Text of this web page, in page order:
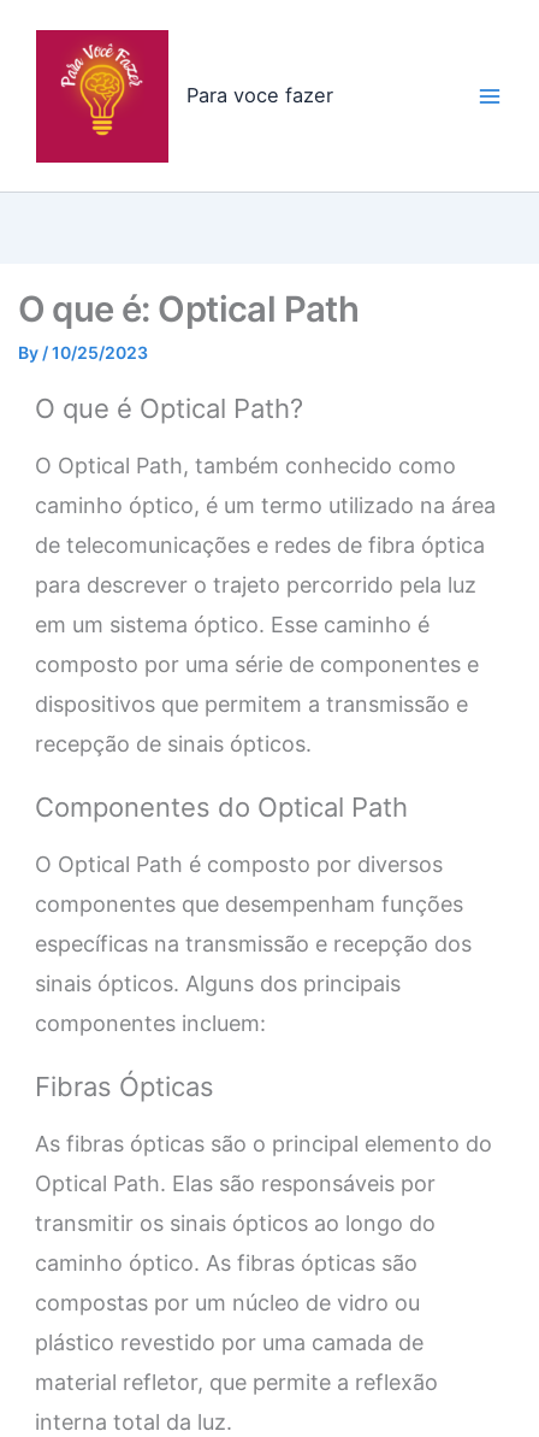
Para voce fazer
O que é: Optical Path
By /10/25/2023
O que é Optical Path?
O Optical Path, também conhecido como
caminho óptico, é um termo utilizado na área
de telecomunicações e redes de fibra óptica
para descrever o trajeto percorrido pela luz
em um sistema óptico. Esse caminho é
composto por uma série de componentes e
dispositivos que permitem a transmissão e
recepção de sinais ópticos.
Componentes do Optical Path
O Optical Path é composto por diversos
componentes que desempenham funções
específicas na transmissão e recepção dos
sinais ópticos. Alguns dos principais
componentes incluem:
Fibras Ópticas
As fibras ópticas são o principal elemento do
Optical Path. Elas são responsáveis por
transmitir os sinais ópticos ao longo do
caminho óptico. As fibras ópticas são
compostas por um núcleo de vidro ou
plástico revestido por uma camada de
material refletor, que permite a reflexão
interna total da luz.